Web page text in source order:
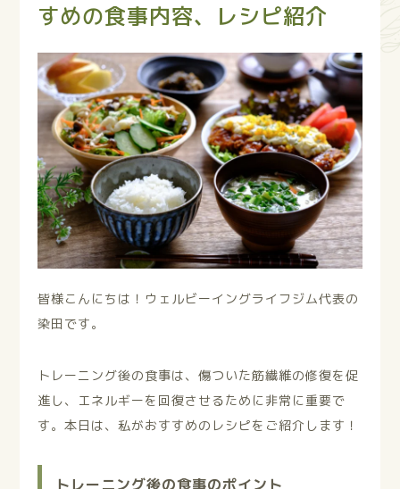
すめの食事内容、レシピ紹介
皆様こんにちは！ウェルビーイングライフジム代表の
染田です。
トレーニング後の食事は、傷ついた筋繊維の修復を促
進し、エネルギーを回復させるために非常に重要で
す。本日は、私がおすすめのレシピをご紹介します！
トレーニング後の食事のポイント